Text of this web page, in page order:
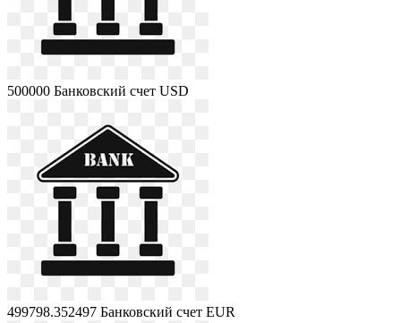
500000 Банковский счет USD
499798.352497 Банковский счет EUR